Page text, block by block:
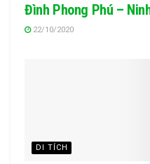
Đình Phong Phú –
22/10/2020
DI TÍCH